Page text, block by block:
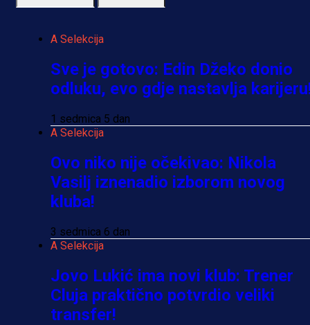
A Selekcija
Sve je gotovo: Edin Džeko donio
odluku, evo gdje nastavlja
1 sedmica 5 dan
A Selekcija
Ovo niko nije očekivao: Nikola
Vasilj iznenadio izborom novog
kluba!
3 sedmica 6 dan
A Selekcija
Jovo Lukić ima novi klub: Trener
Cluja praktično potvrdio veliki
transfer!